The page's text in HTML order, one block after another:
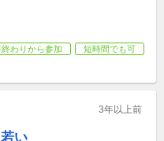
わりから参加
短時間でも可
3年以上前
い